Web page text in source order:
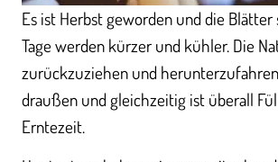
Es ist Herbst geworden und die Blätter
Tage werden kürzer und kühler. Die
zurückzuziehen und
draußen und gleichzeitig ist überall
Erntezeit.